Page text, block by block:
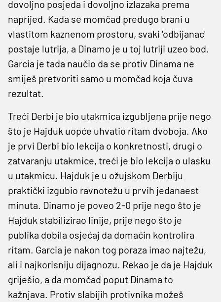
dovoljno posjeda i dovoljno izlazaka prema
naprijed. Kada se momčad predugo brani u
vlastitom kaznenom prostoru, svaki 'odbijanac'
postaje lutrija, a Dinamo je u toj lutriji uzeo bod.
Garcia je tada naučio da se protiv Dinama ne
smiješ pretvoriti samo u momčad koja čuva
rezultat.
Treći Derbi je bio utakmica izgubljena prije nego
što je Hajduk uopće uhvatio ritam dvoboja. Ako
je prvi Derbi bio lekcija o konkretnosti, drugi o
zatvaranju utakmice, treći je bio lekcija o ulasku
u utakmicu. Hajduk je u ožujskom Derbiju
praktički izgubio ravnotežu u prvih jedanaest
minuta. Dinamo je poveo 2-0 prije nego što je
Hajduk stabilizirao linije, prije nego što je
publika dobila osjećaj da domaćin kontrolira
ritam. Garcia je nakon tog poraza imao najtežu,
ali i najkorisniju dijagnozu. Rekao je da je Hajduk
griješio, a da momčad poput Dinama to
kažnjava. Protiv slabijih protivnika možeš